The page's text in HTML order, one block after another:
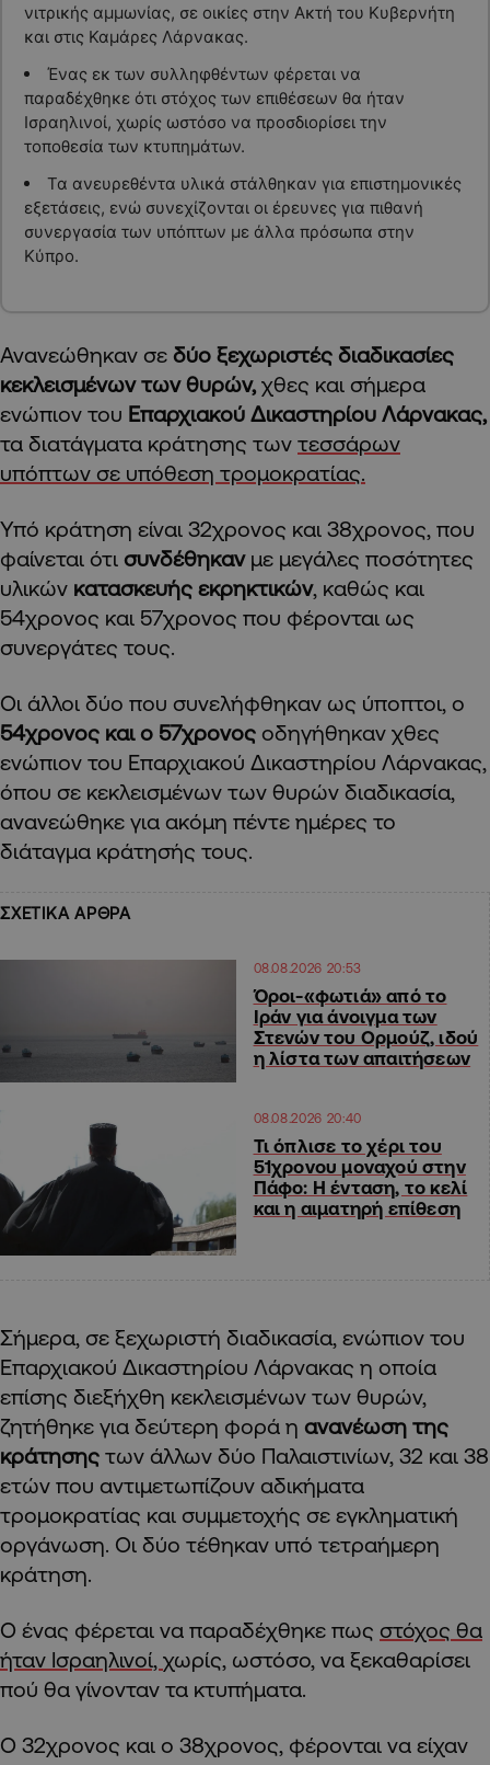
νιτρικής αμμωνίας, σε οικίες στην Ακτή του Κυβερνήτη
και στις Καμάρες Λάρνακας.
Ένας εκ των συλληφθέντων φέρεται να
παραδέχθηκε ότι στόχος των επιθέσεων θα ήταν
Ισραηλινοί, χωρίς ωστόσο να προσδιορίσει την
τοποθεσία των κτυπημάτων.
Τα ανευρεθέντα υλικά στάλθηκαν για επιστημονικές
εξετάσεις, ενώ συνεχίζονται οι έρευνες για πιθανή
συνεργασία των υπόπτων με άλλα πρόσωπα στην
Κύπρο.
Ανανεώθηκαν σε δύο ξεχωριστές διαδικασίες
κεκλεισμένων των θυρών, χθες και σήμερα
ενώπιον του Επαρχιακού Δικαστηρίου Λάρνακας,
τα διατάγματα κράτησης των τεσσάρων
υπόπτων σε υπόθεση τρομοκρατίας.
Υπό κράτηση είναι 32χρονος και 38χρονος, που
φαίνεται ότι συνδέθηκαν με μεγάλες ποσότητες
υλικών κατασκευής εκρηκτικών, καθώς και
54χρονος και 57χρονος που φέρονται ως
συνεργάτες τους.
Οι άλλοι δύο που συνελήφθηκαν ως ύποπτοι, ο
54χρονος και ο 57χρονος οδηγήθηκαν χθες
ενώπιον του Επαρχιακού Δικαστηρίου Λάρνακας,
όπου σε κεκλεισμένων των θυρών διαδικασία,
ανανεώθηκε για ακόμη πέντε ημέρες το
διάταγμα κράτησής τους.
ΣΧΕΤΙΚΑ ΑΡΘΡΑ
08.08.2026 20:53
Όροι-«φωτιά» από το
Ιράν για άνοιγμα των
Στενών του Ορμούζ, ιδού
η λίστα των απαιτήσεων
08.08.2026 20:40
Τι όπλισε το χέρι του
51χρονου μοναχού στην
Πάφο: Η ένταση, το κελί
και η αιματηρή επίθεση
Σήμερα, σε ξεχωριστή διαδικασία, ενώπιον του
Επαρχιακού Δικαστηρίου Λάρνακας η οποία
επίσης διεξήχθη κεκλεισμένων των θυρών,
ζητήθηκε για δεύτερη φορά η ανανέωση της
κράτησης των άλλων δύο Παλαιστινίων, 32 και 38
ετών που αντιμετωπίζουν αδικήματα
τρομοκρατίας και συμμετοχής σε εγκληματική
οργάνωση. Οι δύο τέθηκαν υπό τετραήμερη
κράτηση.
Ο ένας φέρεται να παραδέχθηκε πως στόχος θα
ήταν Ισραηλινοί, χωρίς, ωστόσο, να ξεκαθαρίσει
πού θα γίνονταν τα κτυπήματα.
Ο 32χρονος και ο 38χρονος, φέρονται να είχαν